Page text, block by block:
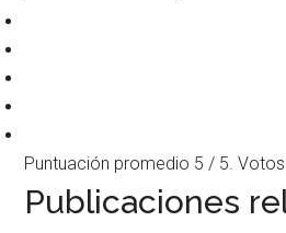
Puntuación promedio 5 / 5.
Publicaciones